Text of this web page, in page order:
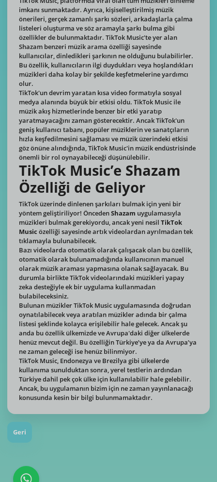
imkanı sunmaktadır. Ayrıca, kişiselleştirilmiş müzik
önerileri, gerçek zamanlı şarkı sözleri, arkadaşlarla çalma
listeleri oluşturma ve söz aramayla şarkı bulma gibi
özellikler de bulunmaktadır. TikTok Music'te yer alan
Shazam benzeri müzik arama özelliği sayesinde
kullanıcılar, dinledikleri şarkının ne olduğunu bulabilirler.
Bu özellik, kullanıcıların ilgi duydukları veya hoşlandıkları
müzikleri daha kolay bir şekilde keşfetmelerine yardımcı
olur.
TikTok'un devrim yaratan kısa video formatıyla sosyal
medya alanında büyük bir etkisi oldu. TikTok Music ile
müzik akış hizmetlerinde benzer bir etki yaratıp
yaratmayacağını zaman gösterecektir. Ancak TikTok'un
geniş kullanıcı tabanı, popüler müziklerin ve sanatçıların
hızla keşfedilmesini sağlaması ve müzik üzerindeki etkisi
göz önüne alındığında, TikTok Music'in müzik endüstrisinde
önemli bir rol oynayabileceği düşünülebilir.
TikTok Music’e Shazam
Özelliği de Geliyor
TikTok üzerinde dinlenen şarkıları bulmak için yeni bir
yöntem geliştiriliyor! ÖncedenShazam uygulamasıyla
müzikleri bulmak gerekiyordu, ancak yeni nesil TikTok
Music özelliği sayesinde artık videolardan ayrılmadan tek
tıklamayla bulunabilecek.
Bazı videolarda otomatik olarak çalışacak olan bu özellik,
otomatik olarak bulunamadığında kullanıcının manuel
olarak müzik araması yapmasına olanak sağlayacak. Bu
durumla birlikte TikTok videolarındaki müzikleri yapay
zeka desteğiyle ek bir uygulama kullanmadan
bulabileceksiniz.
Bulunan müzikler TikTok Music uygulamasında doğrudan
oynatılabilecek veya aratılan müzikler adında bir çalma
listesi şeklinde kolayca erişilebilir hale gelecek. Ancak şu
anda bu özellik ülkemizde ve Avrupa'daki diğer ülkelerde
henüz mevcut değil. Bu özelliğin Türkiye’ye ya da Avrupa’ya
ne zaman geleceği ise henüz bilinmiyor.
TikTok Music, Endonezya ve Brezilya gibi ülkelerde
kullanıma sunulduktan sonra, yerel testlerin ardından
Türkiye dahil pek çok ülke için kullanılabilir hale gelebilir.
Ancak, bu uygulamanın bizim için ne zaman yayınlanacağı
konusunda kesin bir bilgi bulunmamaktadır.
Geri